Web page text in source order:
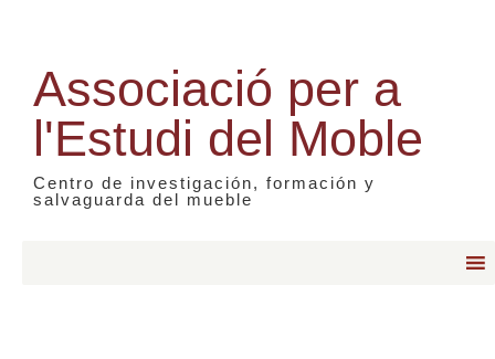
Associació per a
l'Estudi del Moble
Centro de investigación, formación y
salvaguarda del mueble